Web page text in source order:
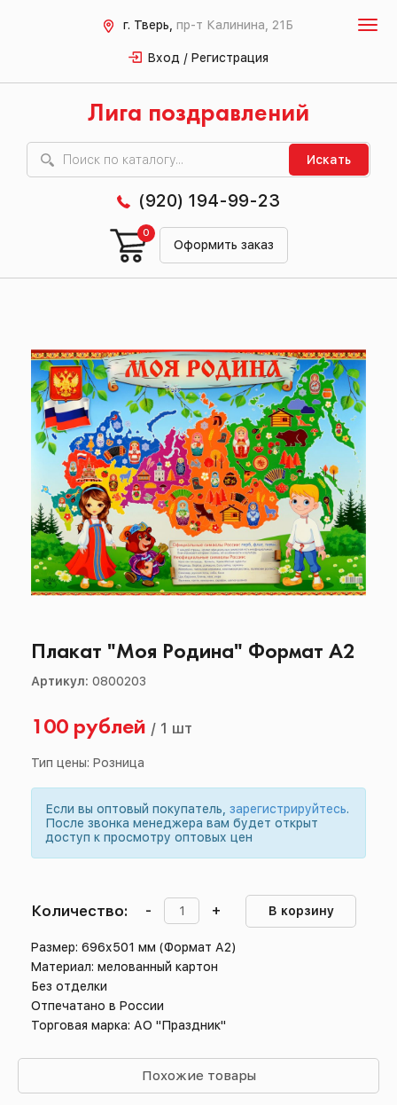
г. Тверь, пр-т Калинина, 21Б
Вход / Регистрация
Лига поздравлений
Искать
(920) 194-99-23
Оформить заказ
0
Плакат "Моя Родина" Формат А2
Артикул: 0800203
100 рублей / 1 шт
Тип цены: Розница
Если вы оптовый покупатель, зарегистрируйтесь.
После звонка менеджера вам будет открыт
доступ к просмотру оптовых цен
Количество: - + В корзину
Размер: 696х501 мм (Формат А2)
Материал: мелованный картон
Без отделки
Отпечатано в России
Торговая марка: АО "Праздник"
Похожие товары